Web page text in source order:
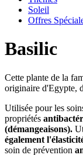
Soleil
Offres
Basilic
Cette plante de la
originaire d'Egypte,
Utilisée pour les
propriétés
(démangeaisons).
également
soin de prévention